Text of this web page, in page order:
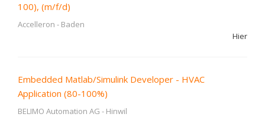
100), (m/f/d)
Accelleron - Baden
Hier
Embedded Matlab/Simulink Developer - HVAC
Application (80-100%)
BELIMO Automation AG - Hinwil